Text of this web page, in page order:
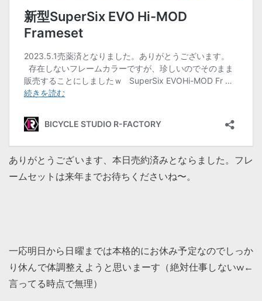
ありがとうございます、本日売約済みとならました。フレ
ームセットは来年までお待ちくださいね〜。
一応明日から日曜までは本格的にお休み予定なのでしっか
り休んで体調整えようと思いまーす（絶対仕事しないw←
言ってる時点で無理）